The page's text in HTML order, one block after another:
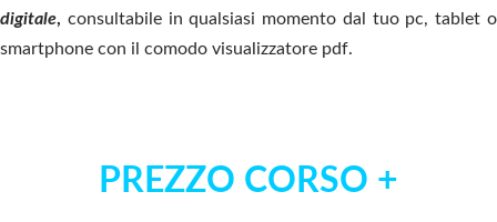
digitale, consultabile in qualsiasi momento dal tuo pc, tablet o
smartphone con il comodo visualizzatore pdf.
PREZZO CORSO +